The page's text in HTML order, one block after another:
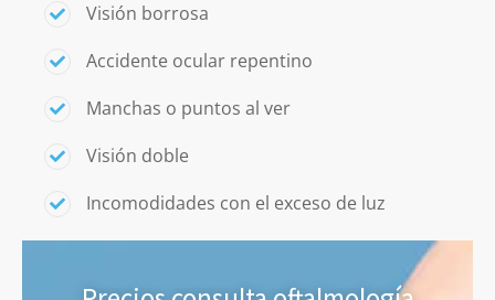
Visión borrosa
Accidente ocular repentino
Manchas o puntos al ver
Visión doble
Incomodidades con el exceso de luz